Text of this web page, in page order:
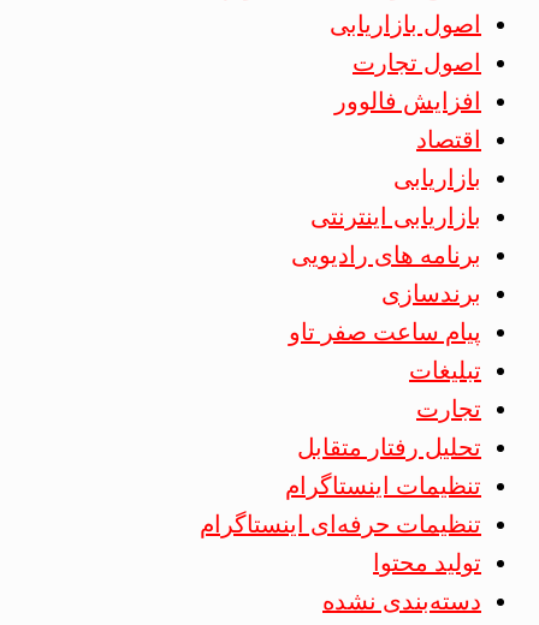
اصول بازاریابی
اصول تجارت
افزایش فالوور
اقتصاد
بازاریابی
بازاریابی اینترنتی
برنامه های رادیویی
برندسازی
پیام ساعت صفر تاو
تبلیغات
تجارت
تحلیل رفتار متقابل
تنظیمات اینستاگرام
تنظیمات حرفه‌ای اینستاگرام
تولید محتوا
دسته‌بندی نشده